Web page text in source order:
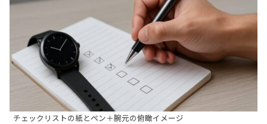
チェックリストの紙とペン＋腕元の俯瞰イメージ